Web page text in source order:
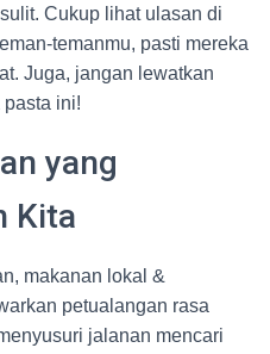
Cukup lihat ulasan di
temanmu, pasti mereka
Juga, jangan lewatkan
ini!
yang
Kita
makanan lokal &
petualangan rasa
jalanan mencari